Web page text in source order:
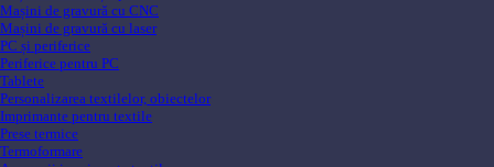
Mașini de gravură cu CNC
Mașini de gravură cu laser
PC și periferice
Periferice pentru PC
Tablete
Personalizarea textilelor, obiectelor
Imprimante pentru textile
Prese termice
Termoformare